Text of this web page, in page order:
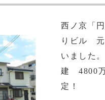
西ノ京「
りビル 元
いました
建 4800
定！